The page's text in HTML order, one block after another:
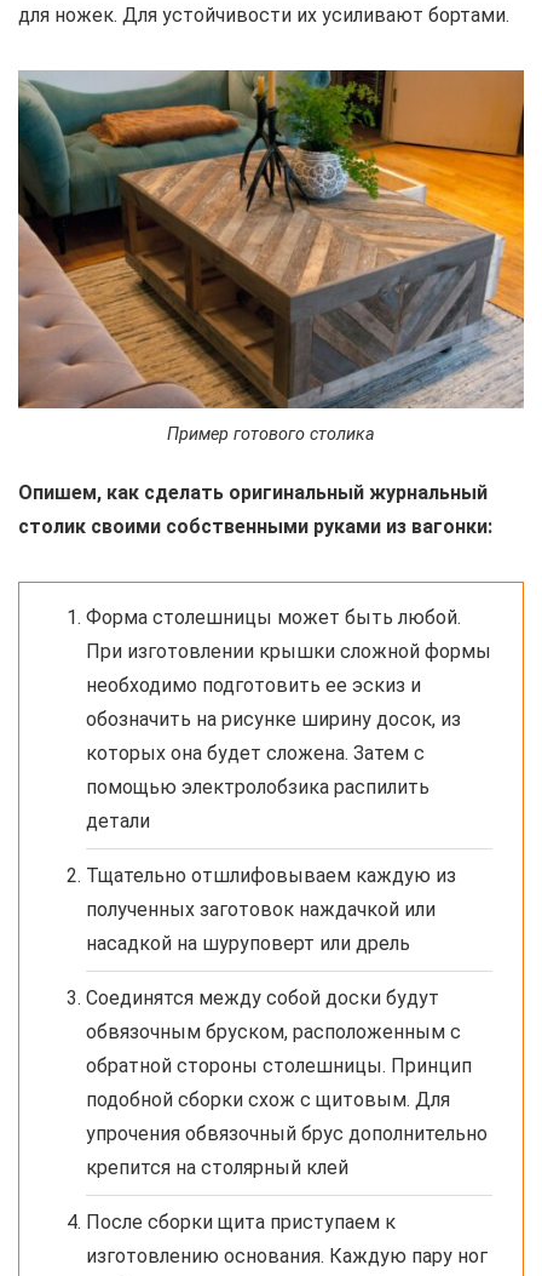
для ножек. Для устойчивости их усиливают бортами.
Пример готового столика
Опишем, как сделать оригинальный журнальный
столик своими собственными руками из вагонки:
Форма столешницы может быть любой.
При изготовлении крышки сложной формы
необходимо подготовить ее эскиз и
обозначить на рисунке ширину досок, из
которых она будет сложена. Затем с
помощью электролобзика распилить
детали
Тщательно отшлифовываем каждую из
полученных заготовок наждачкой или
насадкой на шуруповерт или дрель
Соединятся между собой доски будут
обвязочным бруском, расположенным с
обратной стороны столешницы. Принцип
подобной сборки схож с щитовым. Для
упрочения обвязочный брус дополнительно
крепится на столярный клей
После сборки щита приступаем к
изготовлению основания. Каждую пару ног